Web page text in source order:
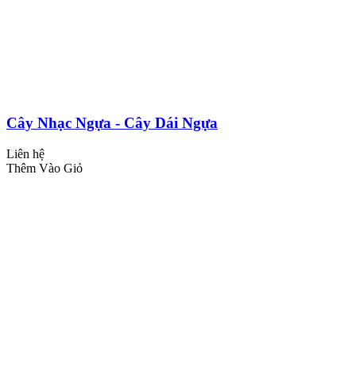
Cây Nhạc Ngựa - Cây Dái Ngựa
Liên hệ
Thêm Vào Giỏ